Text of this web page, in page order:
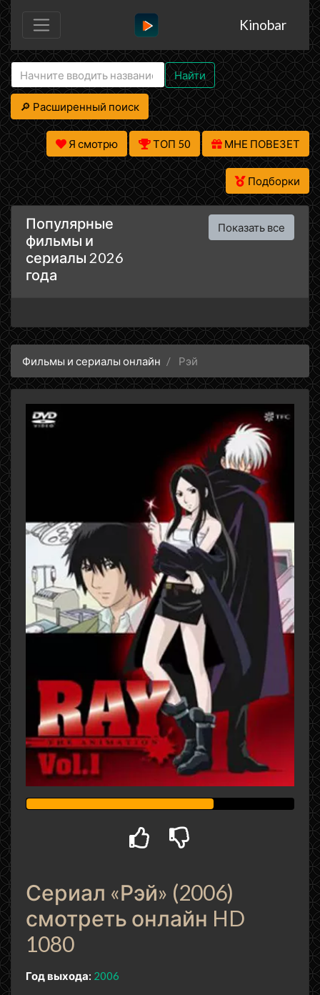
Kinobar
Найти
🔎 Расширенный поиск
Я смотрю ТОП 50 МНЕ ПОВЕЗЕТ
Подборки
Популярные
фильмы и
сериалы 2026
года
Показать все
Фильмы и сериалы онлайн Рэй
Сериал «Рэй» (2006)
смотреть онлайн HD
1080
Год выхода: 2006